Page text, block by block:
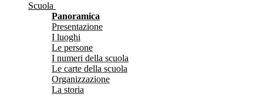
Scuola
Panoramica
Presentazione
I luoghi
Le persone
I numeri della scuola
Le carte della scuola
Organizzazione
La storia